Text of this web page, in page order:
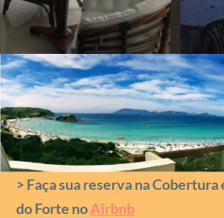
> Faça sua reserva na Cobertura
do Forte noAirbnb